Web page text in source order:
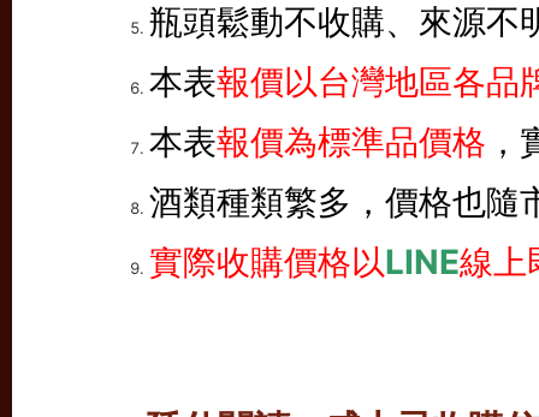
瓶頭鬆動不收購、來源不
本表報價以台灣地區各品
本表報價為標準品價格
酒類種類繁多，價格也隨
實際收購價格以LINE線上